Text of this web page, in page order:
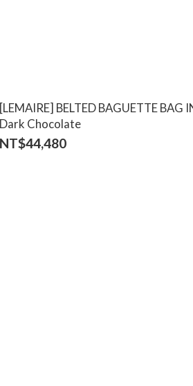
[LEMAIRE] BELTED BAGUETTE BAG
Dark Chocolate
NT$44,480